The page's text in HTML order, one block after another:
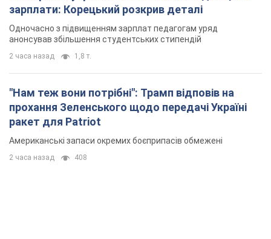
зарплати: Корецький розкрив деталі
Одночасно з підвищенням зарплат педагогам уряд
анонсував збільшення студентських стипендій
2 часа назад 1,8 т.
"Нам теж вони потрібні": Трамп відповів на
прохання Зеленського щодо передачі Україні
ракет для Patriot
Американські запаси окремих боєприпасів обмежені
2 часа назад 408